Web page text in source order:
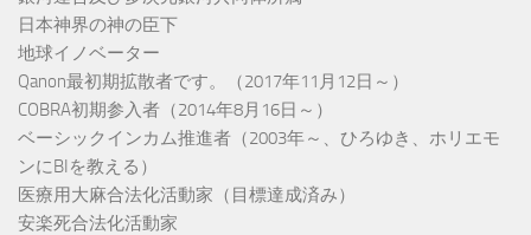
日本神界の神の臣下
地球イノベーター
Qanon最初期拡散者です。（2017年11月12日～）
COBRA初期参入者（2014年8月16日～）
ベーシックインカム推進者（2003年～、ひろゆき、ホリエモ
ンにBIを教える）
医療用大麻合法化活動家（目標達成済み）
安楽死合法化活動家